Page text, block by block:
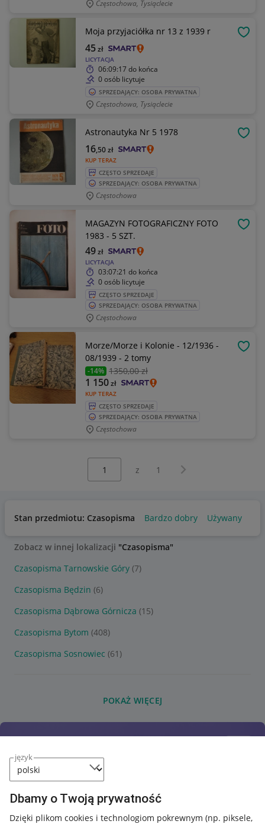
język
Dbamy o Twoją prywatność
Dzięki plikom cookies i technologiom pokrewnym (np. piksele,
Częstochowa, Tysiąclecie
Moja przyjaciółka nr 13 z 1939 r
LICYTACJA
45zł
06:09:17do końca
0 osób licytuje
SPRZEDAJĄCY: OSOBA PRYWATNA
Częstochowa, Tysiąclecie
Astronautyka Nr 5 1978
KUP TERAZ
16,50zł
CZĘSTO SPRZEDAJE
SPRZEDAJĄCY: OSOBA PRYWATNA
Częstochowa
MAGAZYN FOTOGRAFICZNY FOTO
1983 - 5 SZT.
LICYTACJA
49zł
03:07:21 do końca
0 osób licytuje
CZĘSTO SPRZEDAJE
SPRZEDAJĄCY: OSOBA PRYWATNA
Częstochowa
Morze/Morze i Kolonie - 12/1936 -
08/1939 - 2 tomy
-14% 1350,00 zł
KUP TERAZ
1 150zł
CZĘSTO SPRZEDAJE
SPRZEDAJĄCY: OSOBA PRYWATNA
Częstochowa
z 1 Następna strona
Stan przedmiotu: Czasopisma Bardzo dobry Używany
Zobacz w innej lokalizacji "Czasopisma"
Czasopisma Tarnowskie Góry (7)
Czasopisma Będzin (6)
Czasopisma Dąbrowa Górnicza (15)
Czasopisma Bytom (408)
Czasopisma Sosnowiec (61)
POKAŻ WIĘCEJ